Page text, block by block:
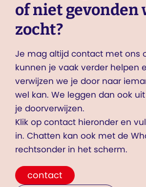
of niet gevonden
zocht?
Je mag altijd contact met ons
kunnen je vaak verder helpen
verwijzen we je door naar
wel kan. We leggen dan ook
je doorverwijzen.
Klik op contact hieronder en
in. Chatten kan ook met de
rechtsonder in het scherm.
contact